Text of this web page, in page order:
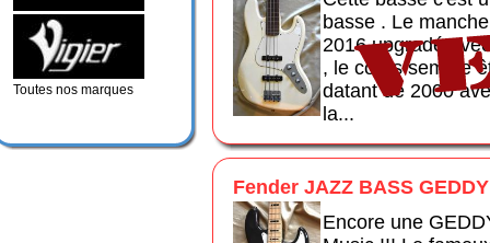
basse . Le
2016 upgradé
, le corps semble
datant de 2000
la...
Fender JAZZ BASS
Encore une
Toutes nos marques